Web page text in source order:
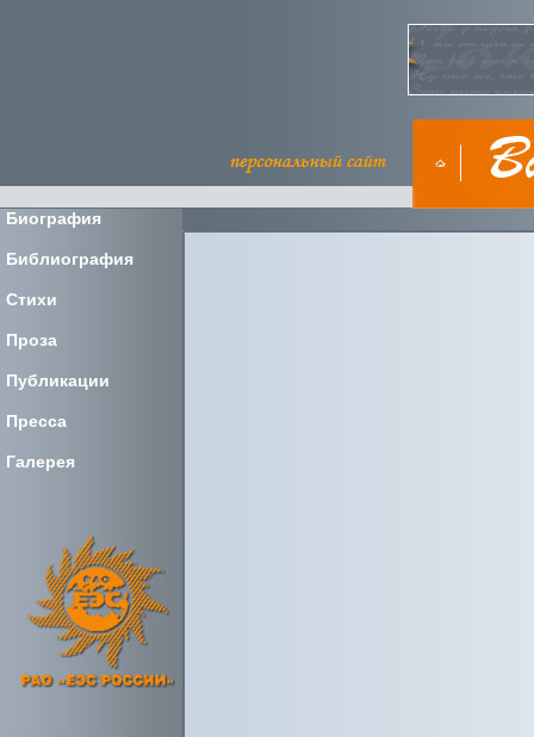
Биография
Библиография
Стихи
Проза
Публикации
Пресса
Галерея